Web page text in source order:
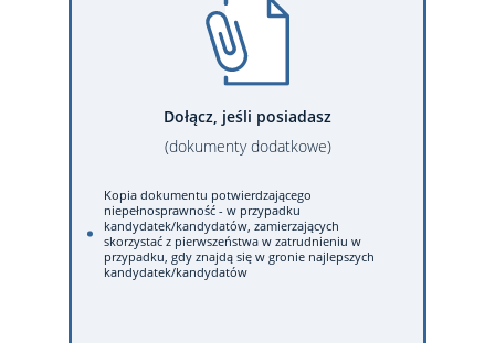
Dołącz, jeśli posiadasz
(dokumenty dodatkowe)
Kopia dokumentu potwierdzającego
niepełnosprawność - w przypadku
kandydatek/kandydatów, zamierzających
skorzystać z pierwszeństwa w zatrudnieniu w
przypadku, gdy znajdą się w gronie najlepszych
kandydatek/kandydatów